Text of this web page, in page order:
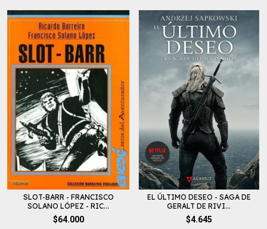
SLOT-BARR - FRANCISCO
SOLANO LÓPEZ - RIC...
$64.000
EL ÚLTIMO DESEO - SAGA DE
GERALT DE RIVI...
$4.645